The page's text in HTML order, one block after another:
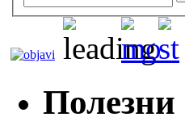
Полезни